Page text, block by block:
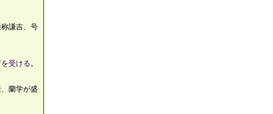
謙吉、号
受ける。
蘭学が盛